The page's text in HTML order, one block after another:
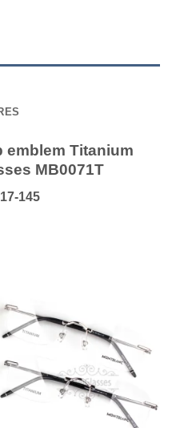
emblem Titanium
MB0071T
145